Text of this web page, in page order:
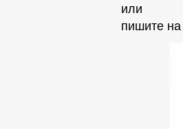
или
пишите